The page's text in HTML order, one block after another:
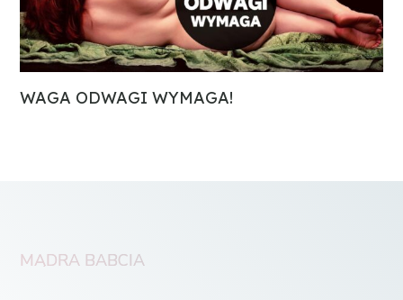
WAGA ODWAGI WYMAGA!
MĄDRA BABCIA